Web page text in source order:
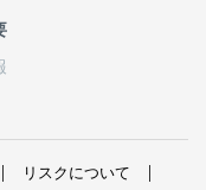
リスクについて